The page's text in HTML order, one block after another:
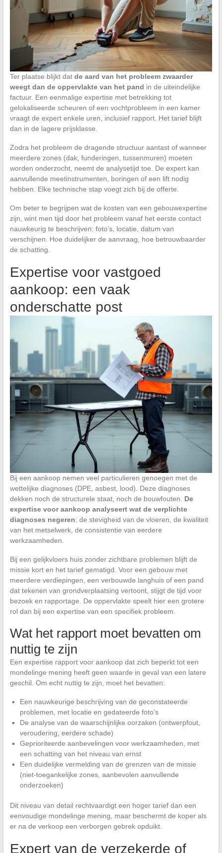
Ter plaatse blijkt dat de aard van het probleem zwaarder
weegt dan de oppervlakte van het pand in de uiteindelijke
factuur. Een eenmalige expertise met betrekking tot
gelokaliseerde scheuren of een vochtprobleem in een kamer
vraagt de expert enkele uren, inclusief rapport. Het tarief blijft
dan in de lagere prijsklasse.
Zodra het probleem de dragende structuur aantast of wanneer
meerdere zones (dak, funderingen, tussenmuren) moeten
worden onderzocht, neemt de analysetijd toe. De expert kan
aanvullende meetinstrumenten, boringen of een lift nodig
hebben. Elke technische stap voegt zich bij de offerte.
Om beter te begrijpen wat de kosten van een gebouwexpertise
zijn, wint men tijd door het probleem vanaf het eerste contact
nauwkeurig te beschrijven: foto’s, locatie, datum van
verschijnen. Hoe duidelijker de aanvraag, hoe betrouwbaarder
de schatting.
Expertise voor vastgoed
aankoop: een vaak
onderschatte post
Bij een aankoop nemen veel particulieren genoegen met de
wettelijke diagnoses (DPE, asbest, lood). Deze diagnoses
dekken noch de structurele staat, noch de bouwfouten. De
expertise voor aankoop analyseert wat de verplichte
diagnoses negeren: de stevigheid van de vloeren, de kwaliteit
van het metselwerk, de consistentie van eerdere
werkzaamheden.
Bij een gelijkvloers huis zonder zichtbare problemen blijft de
missie kort en het tarief gematigd. Voor een gebouw met
meerdere verdiepingen, een verbouwde langhuis of een pand
dat tekenen van grondverplaatsing vertoont, stijgt de tijd voor
bezoek en rapportage. De oppervlakte speelt hier een grotere
rol dan bij een expertise van een specifiek probleem.
Wat het rapport moet bevatten om
nuttig te zijn
Een expertise rapport voor aankoop dat zich beperkt tot een
mondelinge mening heeft geen waarde in geval van een latere
geschil. Om echt nuttig te zijn, moet het bevatten:
Een nauwkeurige beschrijving van de geconstateerde
problemen, met locatie en gedateerde foto’s
De analyse van de waarschijnlijke oorzaken (ontwerpfout,
veroudering, eerdere schade)
Geprioriteerde aanbevelingen voor werkzaamheden, met
een schatting van het niveau van ernst
Een duidelijke vermelding van de grenzen van de missie
(niet-toegankelijke zones, aanbevolen aanvullende
onderzoeken)
Dit niveau van detail rechtvaardigt een hoger tarief dan een
eenvoudige mondelinge mening, maar beschermt de koper als
er na de verkoop een verborgen gebrek opduikt.
Expert van de verzekerde of